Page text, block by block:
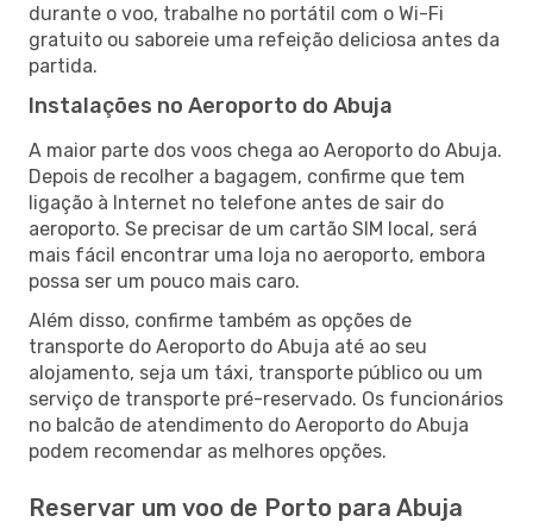
durante o voo, trabalhe no portátil com o Wi-Fi
gratuito ou saboreie uma refeição deliciosa antes da
partida.
Instalações no Aeroporto do Abuja
A maior parte dos voos chega ao Aeroporto do Abuja.
Depois de recolher a bagagem, confirme que tem
ligação à Internet no telefone antes de sair do
aeroporto. Se precisar de um cartão SIM local, será
mais fácil encontrar uma loja no aeroporto, embora
possa ser um pouco mais caro.
Além disso, confirme também as opções de
transporte do Aeroporto do Abuja até ao seu
alojamento, seja um táxi, transporte público ou um
serviço de transporte pré-reservado. Os funcionários
no balcão de atendimento do Aeroporto do Abuja
podem recomendar as melhores opções.
Reservar um voo de Porto para Abuja